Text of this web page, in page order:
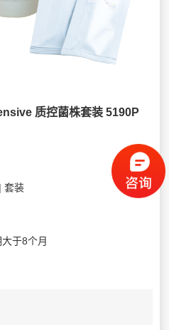
质控菌株套装 5190P
套装
于8个月